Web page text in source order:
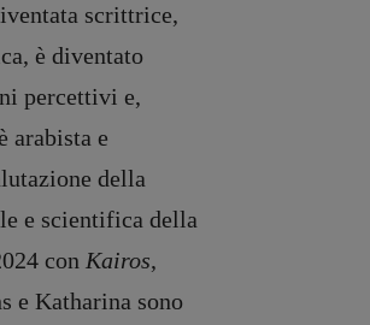
scrittrice,
è diventato
percettivi e,
arabista e
della
e scientifica della
con Kairos,
e Katharina sono